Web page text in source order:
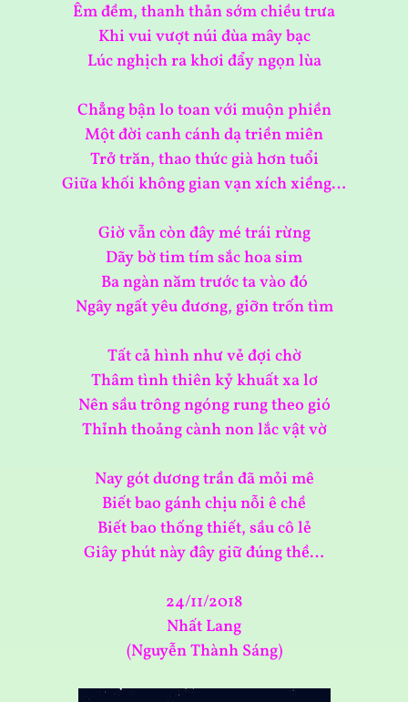
Êm đềm, thanh thản sớm chiều trưa
Khi vui vượt núi đùa mây bạc
Lúc nghịch ra khơi đẩy ngọn lùa
Chẳng bận lo toan với muộn phiền
Một đời canh cánh dạ triền miên
Trở trăn, thao thức già hơn tuổi
Giữa khối không gian vạn xích xiềng…
Giờ vẫn còn đây mé trái rừng
Dãy bờ tim tím sắc hoa sim
Ba ngàn năm trước ta vào đó
Ngây ngất yêu đương, giỡn trốn tìm
Tất cả hình như vẻ đợi chờ
Thâm tình thiên kỷ khuất xa lơ
Nên sầu trông ngóng rung theo gió
Thỉnh thoảng cành non lắc vật vờ
Nay gót dương trần đã mỏi mê
Biết bao gánh chịu nỗi ê chề
Biết bao thống thiết, sầu cô lẻ
Giây phút này đây giữ đúng thề…
24/11/2018
Nhất Lang
(Nguyễn Thành Sáng)